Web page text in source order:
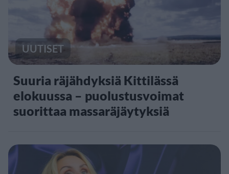
UUTISET
Suuria räjähdyksiä Kittilässä
elokuussa – puolustusvoimat
suorittaa massaräjäytyksiä